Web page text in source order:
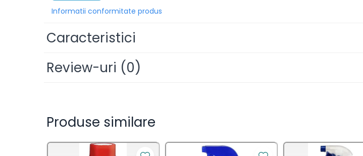
Servetele Umede Multisuprfete
Bureti/Perie
Deo Incaltaminte
Aceste servetele pot fi folosite pe o varietate larga de suprafete, inclusiv in baie,
curatare completa si eficienta in intreaga casa.
Indiferent daca vrei sa cureti chiuveta din baie, aragazul din bucatarie sau orice alta
alegerea ideala pentru a obtine curatenie rapida si eficienta.
Dimensiuni servetel: 25 x 22 cm
Indepartarea petelor: Otetul este usor acid, ceea ce poate ajuta la descompunerea
Otetul absoarbe mirosurile neplacute: Indepartarea depunerilor minerale: in timp,
bucatarie. Otetul , fiind acid, ajuta la dizolvarea si indepartarea acestor depuneri
Informatii conformitate produs
Caracteristici
Review-uri (0)
Produse similare